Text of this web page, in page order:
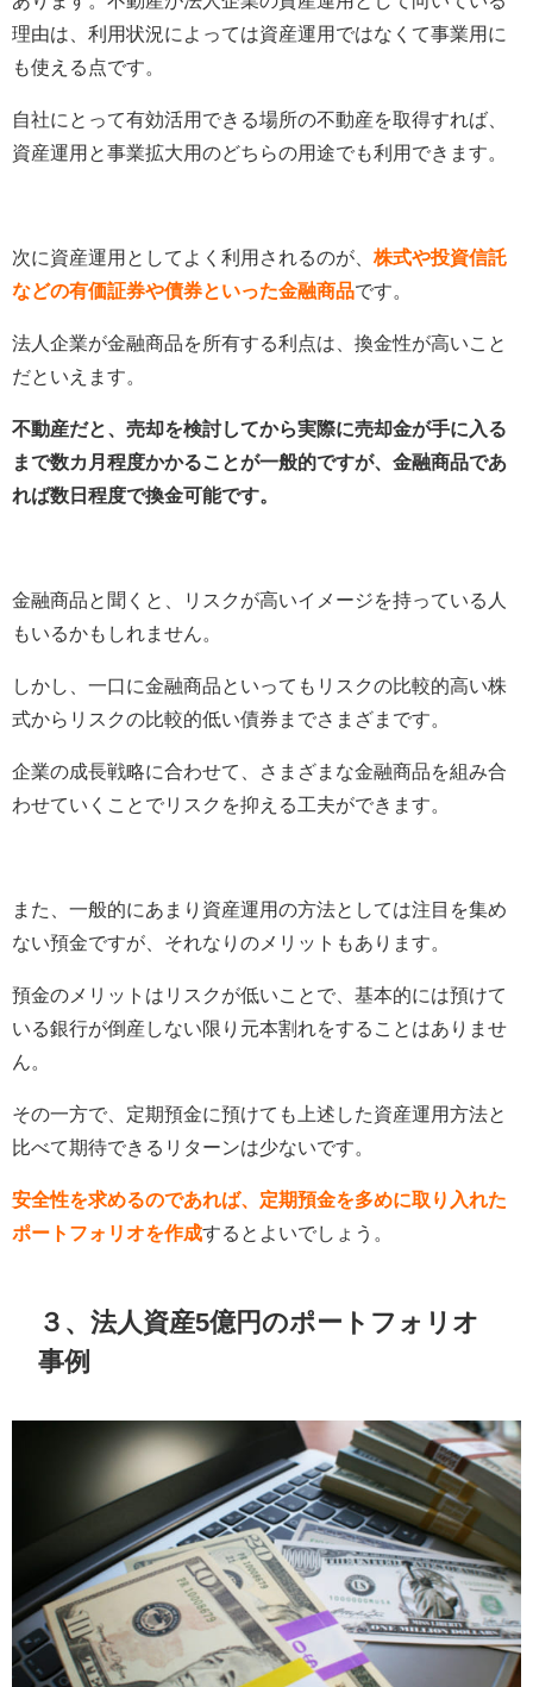
理由は、利用状況によっては資産運用ではなくて事業用に
も使える点です。
自社にとって有効活用できる場所の不動産を取得すれば、
資産運用と事業拡大用のどちらの用途でも利用できます。
次に資産運用としてよく利用されるのが、 株式や投資信託
などの有価証券や債券といった金融商品です。
法人企業が金融商品を所有する利点は、換金性が高いこと
だといえます。
不動産だと、売却を検討してから実際に売却金が手に入る
まで数カ月程度かかることが一般的ですが、金融商品であ
れば数日程度で換金可能です。
金融商品と聞くと、リスクが高いイメージを持っている人
もいるかもしれません。
しかし、一口に金融商品といってもリスクの比較的高い株
式からリスクの比較的低い債券までさまざまです。
企業の成長戦略に合わせて、さまざまな金融商品を組み合
わせていくことでリスクを抑える工夫ができます。
また、一般的にあまり資産運用の方法としては注目を集め
ない預金ですが、それなりのメリットもあります。
預金のメリットはリスクが低いことで、基本的には預けて
いる銀行が倒産しない限り元本割れをすることはありませ
ん。
その一方で、定期預金に預けても上述した資産運用方法と
比べて期待できるリターンは少ないです。
安全性を求めるのであれば、定期預金を多めに取り入れた
ポートフォリオを作成するとよいでしょう。
３、法人資産5億円のポートフォリオ
事例